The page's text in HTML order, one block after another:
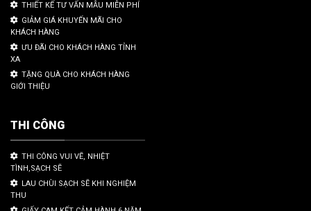
THIẾT KẾ TƯ VẤN MẪU MIỄN PHÍ
GIẢM GIÁ KHUYẾN MÃI CHO
KHÁCH HÀNG
ƯU ĐÃI CHO KHÁCH HÀNG TỈNH
XA
TẶNG QUÀ CHO KHÁCH HÀNG
GIỚI THIỆU
THI CÔNG
THI CÔNG VUI VẼ, NHIỆT
TÌNH,SẠCH SẼ
LAU CHÙI SẠCH SẼ KHI NGHIỆM
THU